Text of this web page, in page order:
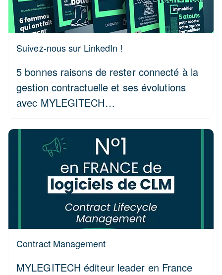
Suivez-nous sur LinkedIn !
5 bonnes raisons de rester connecté à la
gestion contractuelle et ses évolutions
avec MYLEGITECH…
Contract Management
MYLEGITECH éditeur leader en France